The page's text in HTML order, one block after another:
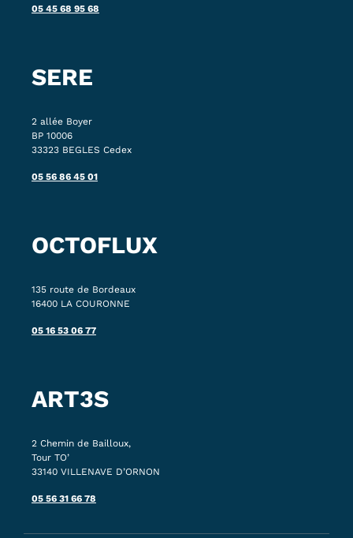
05 45 68 95 68
SERE
2 allée Boyer
BP 10006
33323 BEGLES Cedex
05 56 86 45 01
OCTOFLUX
135 route de Bordeaux
16400 LA COURONNE
05 16 53 06 77
ART3S
2 Chemin de Bailloux,
Tour TO’
33140 VILLENAVE D’ORNON
05 56 31 66 78